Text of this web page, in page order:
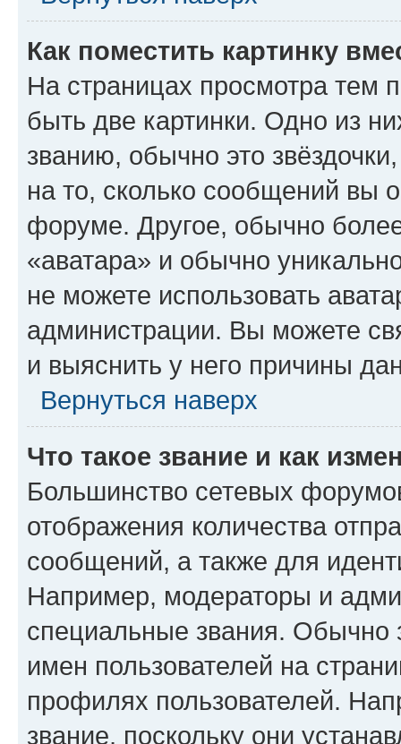
Как поместить картинку
На страницах просмотра тем
быть две картинки. Одно из
званию, обычно это
на то, сколько сообщений вы
форуме. Другое, обычно
«аватара» и обычно
не можете использовать
администрации. Вы можете
и выяснить у него причины
Вернуться наверх
Что такое звание и как
Большинство сетевых
отображения количества
сообщений, а также для
Например, модераторы и
специальные звания. Обычно
имен пользователей на
профилях пользователей.
звание, поскольку они